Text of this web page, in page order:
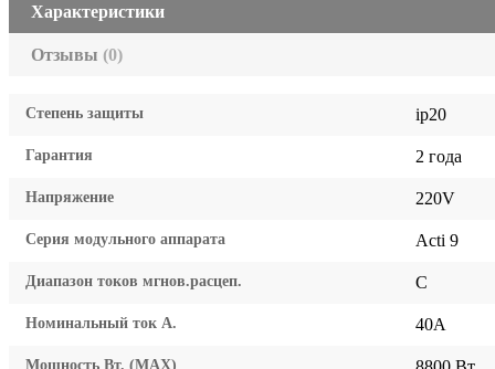
Характеристики
Отзывы (0)
Степень защиты ip20
Гарантия 2 года
Напряжение 220V
Серия модульного аппарата Acti 9
Диапазон токов мгнов.расцеп. C
Номинальный ток А. 40A
Мощность Вт. (МАХ)